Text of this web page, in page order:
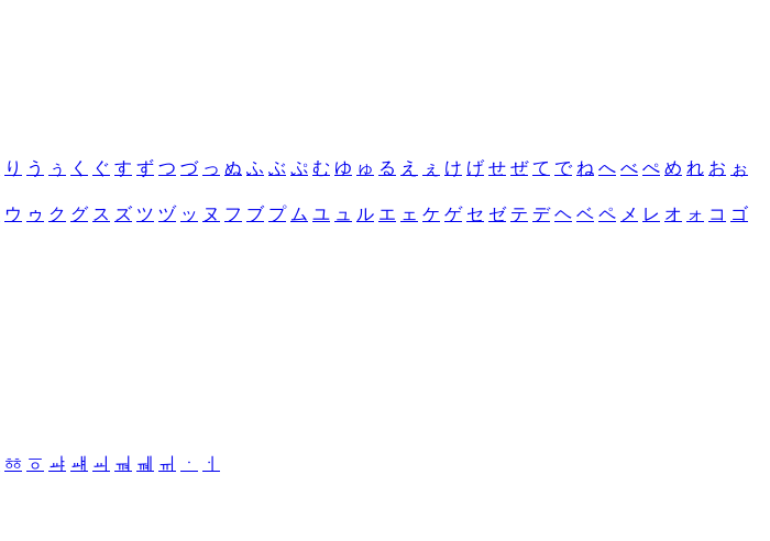
り う ぅ く ぐ す ず つ づ っ ぬ ふ ぶ ぷ む ゆ ゅ る え ぇ け げ せ ぜ て で ね へ べ ぺ め れ お ぉ
ウ ゥ ク グ ス ズ ツ ヅ ッ ヌ フ ブ プ ム ユ ュ ル エ ェ ケ ゲ セ ゼ テ デ ヘ ベ ペ メ レ オ ォ コ ゴ
ㆅ ㆆ ㆇ ㆈ ㆉ ㆊ ㆋ ㆌ ㆍ
ㆎ